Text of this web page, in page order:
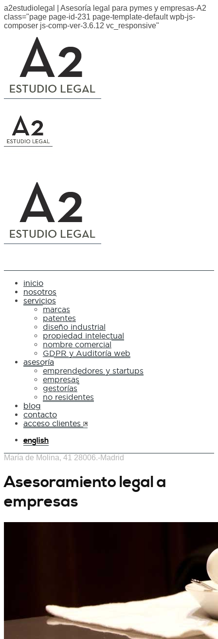
a2estudiolegal | Asesoría legal para pymes y empresas-A2
class="page page-id-231 page-template-default wpb-js-
composer js-comp-ver-3.6.12 vc_responsive"
inicio
nosotros
servicios
marcas
patentes
diseño industrial
propiedad intelectual
nombre comercial
GDPR y Auditoría web
asesoría
emprendedores y startups
empresas
gestorías
no residentes
blog
contacto
acceso clientes
english
María de Molina, 41 28006.-Madrid
Asesoramiento legal a
empresas